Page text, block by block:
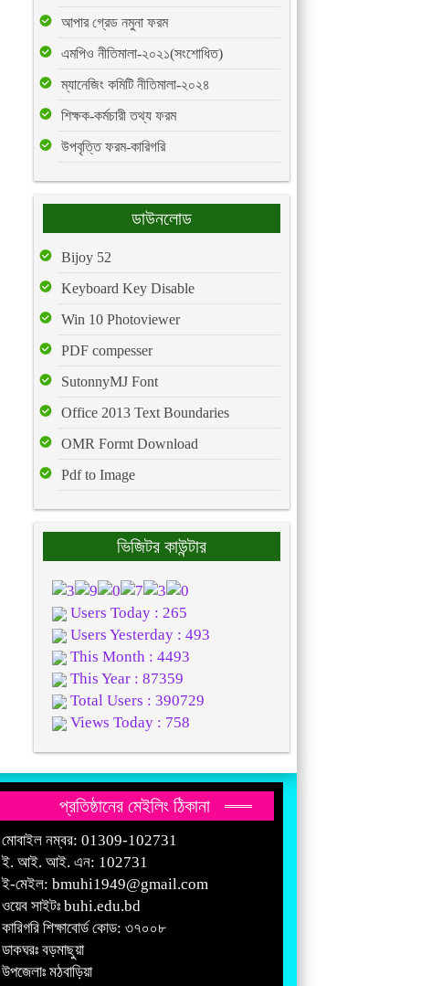
আপার গ্রেড নমুনা ফরম
এমপিও নীতিমালা-২০২১(সংশোধিত)
ম্যানেজিং কমিটি নীতিমালা-২০২৪
শিক্ষক-কর্মচারী তথ্য ফরম
উপবৃত্তি ফরম-কারিগরি
ডাউনলোড
Bijoy 52
Keyboard Key Disable
Win 10 Photoviewer
PDF compesser
SutonnyMJ Font
Office 2013 Text Boundaries
OMR Formt Download
Pdf to Image
ভিজিটর কাউন্টার
Users Today : 265
Users Yesterday : 493
This Month : 4493
This Year : 87359
Total Users : 390729
Views Today : 758
প্রতিষ্ঠানের মেইলিং ঠিকানা
মোবাইল নম্বর: 01309-102731
ই. আই. আই. এন: 102731
ই-মেইল: bmuhi1949@gmail.com
ওয়েব সাইটঃ buhi.edu.bd
কারিগরি শিক্ষাবোর্ড কোড: ৩৭০০৮
ডাকঘরঃ বড়মাছুয়া
উপজেলাঃ মঠবাড়িয়া